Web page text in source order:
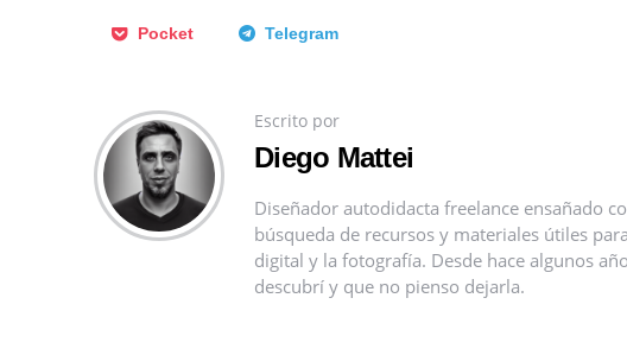
Pocket Telegram
Escrito por
Diego Mattei
Diseñador autodidacta freelance ensañado
búsqueda de recursos y materiales útiles
digital y la fotografía. Desde hace algunos
descubrí y que no pienso dejarla.